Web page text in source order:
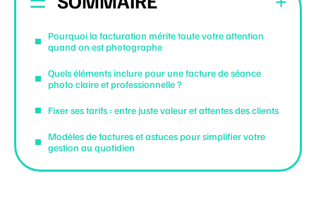
Pourquoi la facturation mérite toute votre attention
quand on est photographe
Quels éléments inclure pour une facture de séance
photo claire et professionnelle ?
Fixer ses tarifs : entre juste valeur et attentes des clients
Modèles de factures et astuces pour simplifier votre
gestion au quotidien